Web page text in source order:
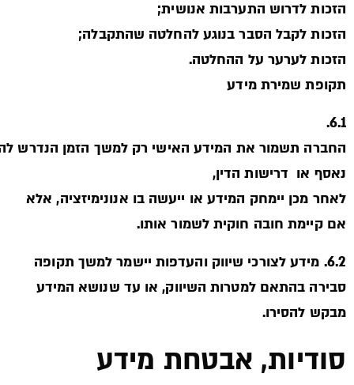
הזכות לדרוש התערבות אנושית;
הזכות לקבל הסבר בנוגע להחלטה שהתקבלה;
הזכות לערער על ההחלטה.
תקופת שמירת מידע
6.1.
החברה תשמור את המידע האישי רק למשך הזמן הנדרש
נאסף או דרישות הדין,
לאחר מכן יימחק המידע או ייעשה בו אנונימיזציה, אלא
אם קיימת חובה חוקית לשמור אותו.
6.2. מידע לצורכי שיווק והעדפות יישמר למשך תקופה
סבירה בהתאם למטרות השיווק, או עד שנושא המידע
מבקש להסירו.
סודיות, אבטחת מידע